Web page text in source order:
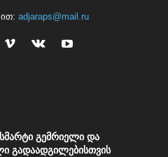
adjaraps@mail.ru
გემრიელი და
გადაადგილებისთვის